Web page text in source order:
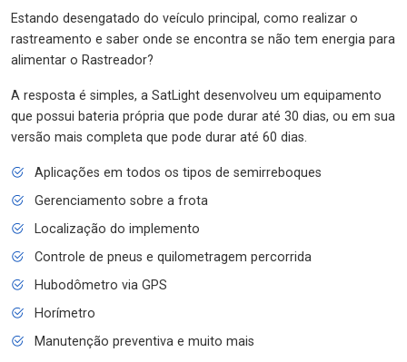
Estando desengatado do veículo principal, como realizar o
rastreamento e saber onde se encontra se não tem energia para
alimentar o Rastreador?
A resposta é simples, a SatLight desenvolveu um equipamento
que possui bateria própria que pode durar até 30 dias, ou em sua
versão mais completa que pode durar até 60 dias.
Aplicações em todos os tipos de semirreboques
Gerenciamento sobre a frota
Localização do implemento
Controle de pneus e quilometragem percorrida
Hubodômetro via GPS
Horímetro
Manutenção preventiva e muito mais